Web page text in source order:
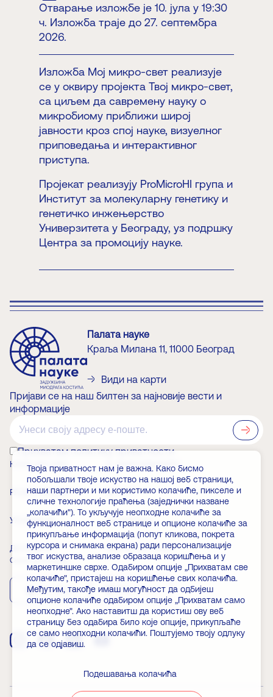
Отварање изложбе је 10. јула у 19:30
ч. Изложба траје до 27. септембра
2026.
Изложба Мој микро-свет реализује
се у оквиру пројекта Твој микро-свет,
са циљем да савремену науку о
микробиому приближи широј
јавности кроз спој науке, визуелног
приповедања и интерактивног
приступа.
Пројекат реализују ProMicroHI група и
Институт за молекуларну генетику и
генетичко инжењерство
Универзитета у Београду, уз подршку
Центра за промоцију науке.
Палата науке
Краља Милана 11, 11000 Београд
Види на карти
Пријави се на наш билтен за најновије вести и
информације
Прихватам политику приватности
КАКО ДО НАС О ЗАДУЖБИНАРУ
РАДНО ВРЕМЕ ВЕСТИ
УЛАЗНИЦЕ ЧЛАНСТВО
ДОГАЂАЈИ ЧЕСТА ПИТАЊА
Скини апликацију
App Store Play Store
Твоја приватност нам је важна. Како бисмо
побољшали твоје искуство на нашој веб страници,
наши партнери и ми користимо колачиће, пикселе и
сличне технологије праћења (заједнички назване
„колачићи"). То укључује неопходне колачиће за
функционалност веб странице и опционе колачиће за
прикупљање информација (попут кликова, покрета
курсора и снимака екрана) ради персонализације
твог искуства, анализе образаца коришћења и у
маркетиншке сврхе. Одабиром опције „Прихватам све
колачиће", пристајеш на коришћење свих колачића.
Међутим, такође имаш могућност да одбијеш
опционе колачиће одабиром опције „Прихватам само
неопходне". Ако наставитш да користиш ову веб
страницу без одабира било које опције, прикупљаће
се само неопходни колачићи. Поштујемо твоју одлуку
да се одјавиш.
Подешавања колачића